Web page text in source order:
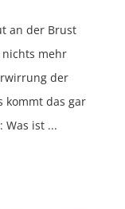
an der Brust
mehr
der
kommt das gar
ist ...